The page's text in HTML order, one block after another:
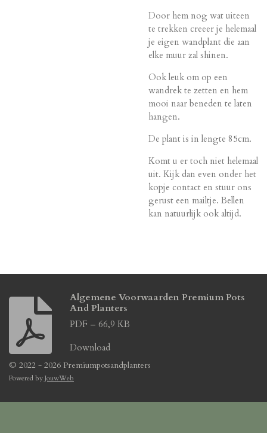
Door hem nog wat uiteen
te trekken creeer je helemaal
je eigen wandplant die aan
elke muur zal shinen.
Ook leuk om op een
wandrek te zetten en hem
mooi naar beneden te laten
hangen.
De plant is in lengte 85cm.
Komt u er toch niet helemaal
uit. Kijk dan even onder het
kopje contact en stuur ons
gerust een mailtje. Bellen
kan natuurlijk ook altijd.
Algemene Voorwaarden Premium Pots
And Planters
PDF – 66,9 KB
Download
© 2022 - 2026 Premiumpotsandplanters
Powered byJouwWeb